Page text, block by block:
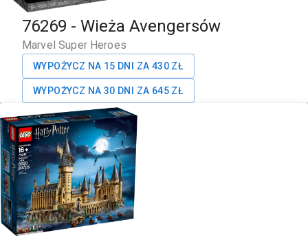
76269 - Wieża Avengersów
Marvel Super Heroes
WYPOŻYCZ NA 15 DNI ZA 430 ZŁ
WYPOŻYCZ NA 30 DNI ZA 645 ZŁ